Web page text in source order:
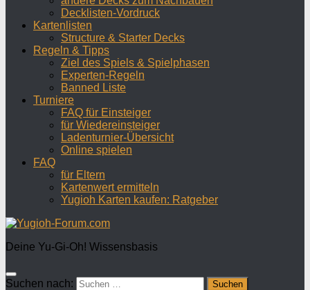
Decklisten-Vordruck
Kartenlisten
Structure & Starter Decks
Regeln & Tipps
Ziel des Spiels & Spielphasen
Experten-Regeln
Banned Liste
Turniere
FAQ für Einsteiger
für Wiedereinsteiger
Ladenturnier-Übersicht
Online spielen
FAQ
für Eltern
Kartenwert ermitteln
Yugioh Karten kaufen: Ratgeber
Deine Yu-Gi-Oh! Wissensbasis
Suchen nach: